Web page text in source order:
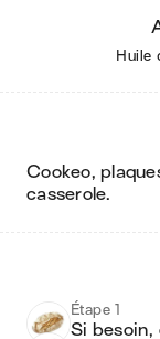
Huile
cookeo, plaques de cuisson, grille-pain et
casserole.
Étape 1
Si besoin,